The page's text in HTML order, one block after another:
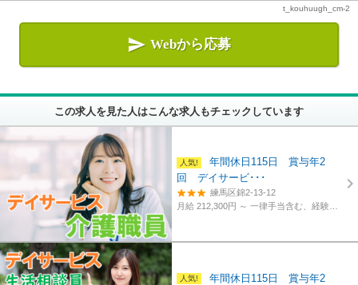
t_kouhuugh_cm-2
 Webから応募
この求人を見た人はこんな求人もチェックしています
年間休日115日 賞与年2
回 デイサービ･･･
練馬区錦2-13-12
月給 212,300円 ～一律手当含む、経験・資格考慮
年間休日115日 賞与年2